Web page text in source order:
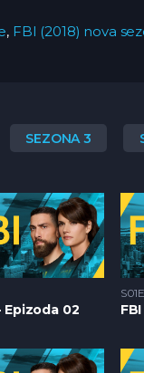
, FBI (2018) nova
SEZONA 3
Epizoda 02